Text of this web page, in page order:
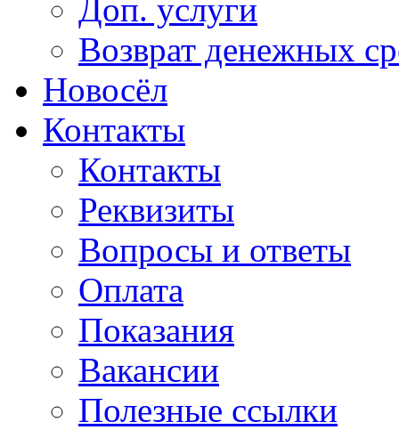
Доп. услуги
Возврат денежных
Новосёл
Контакты
Контакты
Реквизиты
Вопросы и ответы
Оплата
Показания
Вакансии
Полезные ссылки